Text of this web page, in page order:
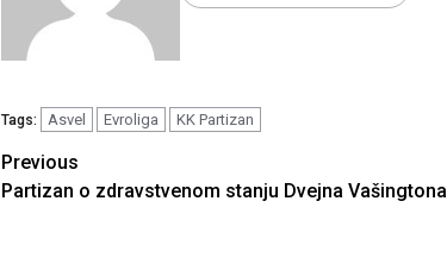
Tags: Asvel Evroliga KK Partizan
Continue
Reading
Previous
Partizan o zdravstvenom stanju Dvejna Vašingtona